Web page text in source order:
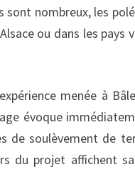
POSÉIDON.
sont nombreux, les
ou dans les pays
menée à
évoque
de soulèvement de
du projet affichent